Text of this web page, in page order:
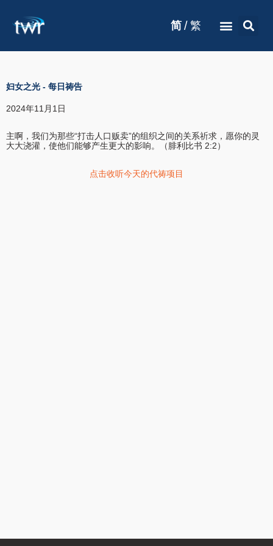
简 / 繁
妇女之光 - 每日祷告
2024年11月1日
主啊，我们为那些“打击人口贩卖”的组织之间的关系祈求，愿你的灵
大大浇灌，使他们能够产生更大的影响。（腓利比书 2:2）
点击收听今天的代祷项目